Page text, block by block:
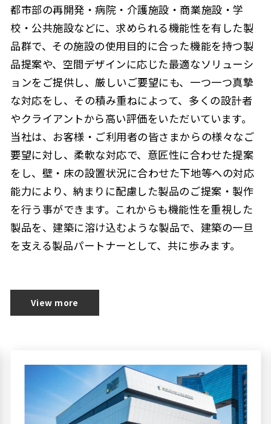
都市部の再開発・病院・介護施設・商業施設・学
校・公共施設などに、求められる機能性を有した製
品群で、その施設の使用目的に合った機能を持つ製
品提案や、空間デザインに応じた最適なソリューシ
ョンをご提供し、厳しいご要望にも、一つ一つ真摯
な対応をし、その積み重ねによって、多くの設計者
やクライアントから高い評価をいただいています。
当社は、お客様・ご利用者の皆さまからの様々なご
要望に対し、柔軟な対応で、意匠性に合わせた提案
をし、壁・床の設置状況に合わせた下地等への対応
能力により、納まりに配慮した製品のご提案・製作
を行う事ができます。これからも機能性を重視した
製品を、建築に溶け込むような製品で、建築の一旦
を支える製品パートナーとして、共に歩みます。
View more